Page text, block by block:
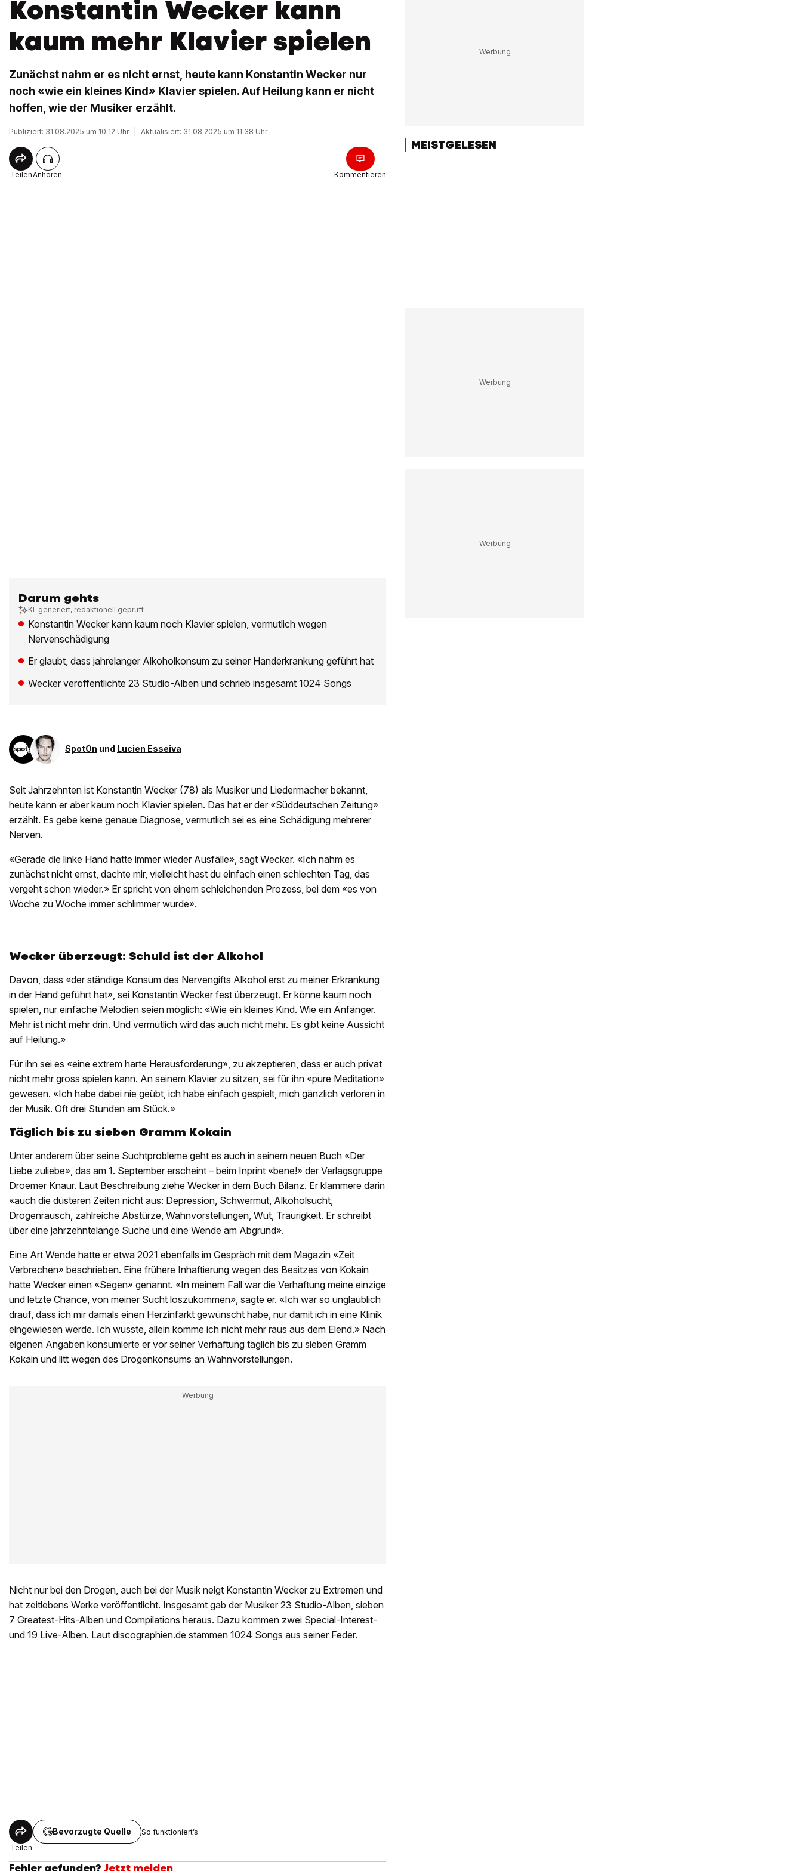
Konstantin Wecker kann
kaum mehr Klavier spielen
Zunächst nahm er es nicht ernst, heute kann Konstantin Wecker nur
noch «wie ein kleines Kind» Klavier spielen. Auf Heilung kann er nicht
hoffen, wie der Musiker erzählt.
Publiziert: 31.08.2025 um 10:12 Uhr Aktualisiert: 31.08.2025 um 11:38 Uhr
TeilenAnhören Kommentieren
Darum gehts
KI-generiert, redaktionell geprüft
Konstantin Wecker kann kaum noch Klavier spielen, vermutlich wegen
Nervenschädigung
Er glaubt, dass jahrelanger Alkoholkonsum zu seiner Handerkrankung geführt hat
Wecker veröffentlichte 23 Studio-Alben und schrieb insgesamt 1024 Songs
SpotOn und Lucien Esseiva
Seit Jahrzehnten ist Konstantin Wecker (78) als Musiker und Liedermacher bekannt,
heute kann er aber kaum noch Klavier spielen. Das hat er der «Süddeutschen Zeitung»
erzählt. Es gebe keine genaue Diagnose, vermutlich sei es eine Schädigung mehrerer
Nerven.
«Gerade die linke Hand hatte immer wieder Ausfälle», sagt Wecker. «Ich nahm es
zunächst nicht ernst, dachte mir, vielleicht hast du einfach einen schlechten Tag, das
vergeht schon wieder.» Er spricht von einem schleichenden Prozess, bei dem «es von
Woche zu Woche immer schlimmer wurde».
Wecker überzeugt: Schuld ist der Alkohol
Davon, dass «der ständige Konsum des Nervengifts Alkohol erst zu meiner Erkrankung
in der Hand geführt hat», sei Konstantin Wecker fest überzeugt. Er könne kaum noch
spielen, nur einfache Melodien seien möglich: «Wie ein kleines Kind. Wie ein Anfänger.
Mehr ist nicht mehr drin. Und vermutlich wird das auch nicht mehr. Es gibt keine Aussicht
auf Heilung.»
Für ihn sei es «eine extrem harte Herausforderung», zu akzeptieren, dass er auch privat
nicht mehr gross spielen kann. An seinem Klavier zu sitzen, sei für ihn «pure Meditation»
gewesen. «Ich habe dabei nie geübt, ich habe einfach gespielt, mich gänzlich verloren in
der Musik. Oft drei Stunden am Stück.»
Täglich bis zu sieben Gramm Kokain
Unter anderem über seine Suchtprobleme geht es auch in seinem neuen Buch «Der
Liebe zuliebe», das am 1. September erscheint – beim Inprint «bene!» der Verlagsgruppe
Droemer Knaur. Laut Beschreibung ziehe Wecker in dem Buch Bilanz. Er klammere darin
«auch die düsteren Zeiten nicht aus: Depression, Schwermut, Alkoholsucht,
Drogenrausch, zahlreiche Abstürze, Wahnvorstellungen, Wut, Traurigkeit. Er schreibt
über eine jahrzehntelange Suche und eine Wende am Abgrund».
Eine Art Wende hatte er etwa 2021 ebenfalls im Gespräch mit dem Magazin «Zeit
Verbrechen» beschrieben. Eine frühere Inhaftierung wegen des Besitzes von Kokain
hatte Wecker einen «Segen» genannt. «In meinem Fall war die Verhaftung meine einzige
und letzte Chance, von meiner Sucht loszukommen», sagte er. «Ich war so unglaublich
drauf, dass ich mir damals einen Herzinfarkt gewünscht habe, nur damit ich in eine Klinik
eingewiesen werde. Ich wusste, allein komme ich nicht mehr raus aus dem Elend.» Nach
eigenen Angaben konsumierte er vor seiner Verhaftung täglich bis zu sieben Gramm
Kokain und litt wegen des Drogenkonsums an Wahnvorstellungen.
Nicht nur bei den Drogen, auch bei der Musik neigt Konstantin Wecker zu Extremen und
hat zeitlebens Werke veröffentlicht. Insgesamt gab der Musiker 23 Studio-Alben, sieben
7 Greatest-Hits-Alben und Compilations heraus. Dazu kommen zwei Special-Interest-
und 19 Live-Alben. Laut discographien.de stammen 1024 Songs aus seiner Feder.
Teilen
Bevorzugte Quelle So funktioniert’s
Fehler gefunden? Jetzt melden
MEISTGELESEN